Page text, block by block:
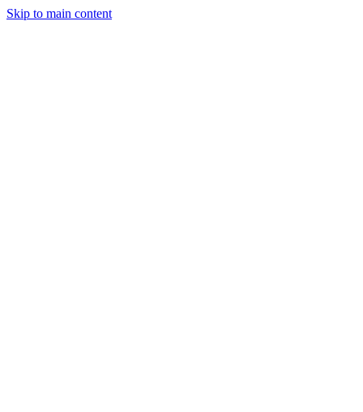
Skip to main content